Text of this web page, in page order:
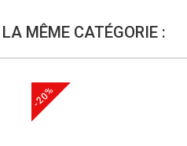
MÊME CATÉGORIE :
-20%